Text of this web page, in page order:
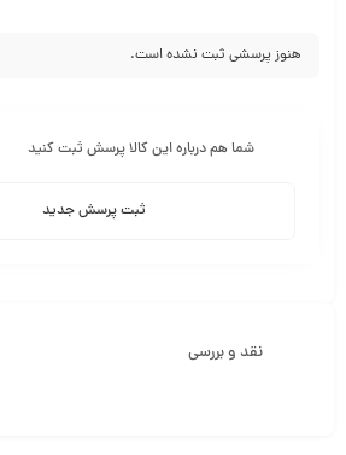
هنوز پرسشی ثبت نشده است.
شما هم درباره این کالا پرسش ثبت کنید
ثبت پرسش جدید
نقد و بررسی